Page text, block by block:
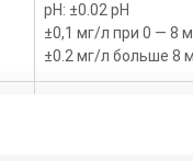
pH: ±0.02 pH
±0,1 мг/л при 0 — 8
±0.2 мг/л больше 8